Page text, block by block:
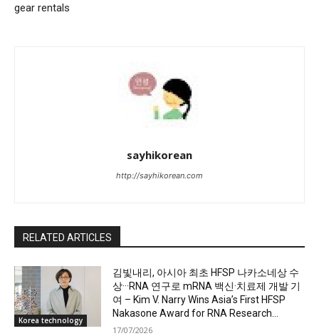
gear rentals
sayhikorean
http://sayhikorean.com
RELATED ARTICLES
Korea technology
김빛내리, 아시아 최초 HFSP 나카소네상 수
상···RNA 연구로 mRNA 백신·치료제 개발 기
여 – Kim V. Narry Wins Asia’s First HFSP
Nakasone Award for RNA Research...
17/07/2026